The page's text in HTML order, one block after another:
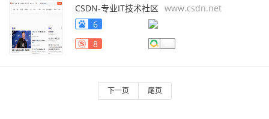
CSDN-专业IT技术社区 www.csdn.net
6
8
下一页 尾页